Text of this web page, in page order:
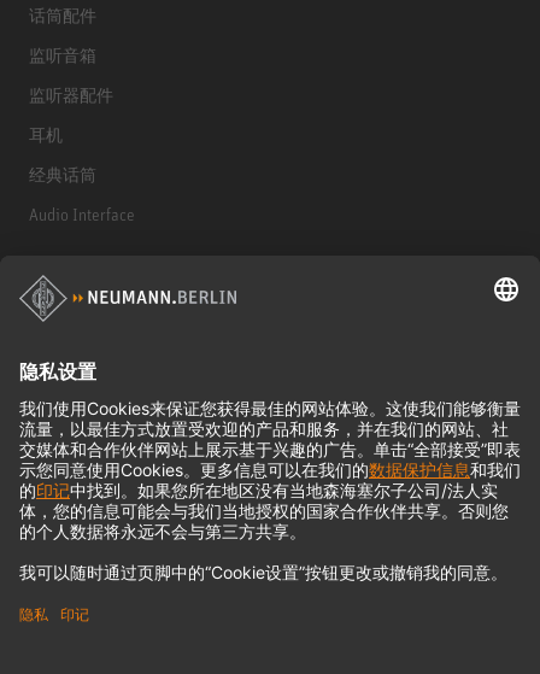
话筒配件
监听音箱
监听器配件
耳机
经典话筒
Audio Interface
© 2018 - 2026Georg Neumann GmbH
Privacy policy